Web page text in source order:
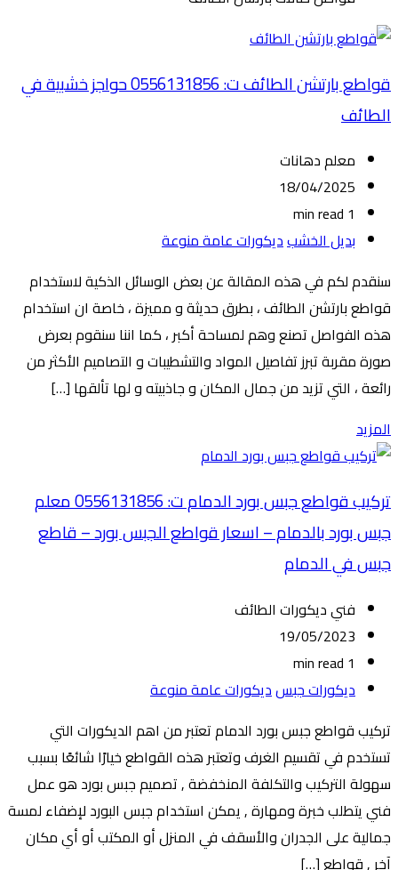
قواطع بارتشن الطائف ت: 0556131856 حواجز خشبية في
الطائف
معلم دهانات
18/04/2025
1 min read
بديل الخشبديكورات عامة منوعة
سنقدم لكم في هذه المقالة عن بعض الوسائل الذكية لاستخدام
قواطع بارتشن الطائف ، بطرق حديثة و مميزة ، خاصة ان استخدام
هذه الفواصل تصنع وهم لمساحة أكبر ، كما اننا سنقوم بعرض
صورة مقربة تبرز تفاصيل المواد والتشطيبات و التصاميم الأكثر من
رائعة ، التي تزيد من جمال المكان و جاذبيته و لها تألقها […]
المزيد
تركيب قواطع جبس بورد الدمام ت: 0556131856 معلم
جبس بورد بالدمام – اسعار قواطع الجبس بورد – قاطع
جبس في الدمام
فني ديكورات الطائف
19/05/2023
1 min read
ديكورات جبسديكورات عامة منوعة
تركيب قواطع جبس بورد الدمام تعتبر من اهم الديكورات التي
تستخدم في تقسيم الغرف وتعتبر هذه القواطع خيارًا شائعًا بسبب
سهولة التركيب والتكلفة المنخفضة , تصميم جبس بورد هو عمل
فني يتطلب خبرة ومهارة , يمكن استخدام جبس البورد لإضفاء لمسة
جمالية على الجدران والأسقف في المنزل أو المكتب أو أي مكان
آخر , قواطع […]